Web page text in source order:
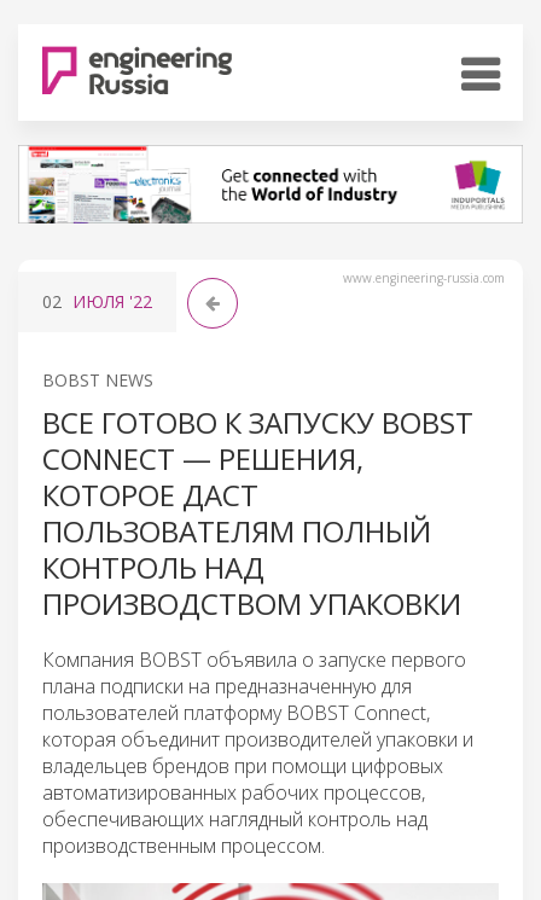
www.engineering-russia.com
02 ИЮЛЯ '22
BOBST NEWS
ВСЕ ГОТОВО К ЗАПУСКУ BOBST
CONNECT — РЕШЕНИЯ,
КОТОРОЕ ДАСТ
ПОЛЬЗОВАТЕЛЯМ ПОЛНЫЙ
КОНТРОЛЬ НАД
ПРОИЗВОДСТВОМ УПАКОВКИ
Компания BOBST объявила о запуске первого
плана подписки на предназначенную для
пользователей платформу BOBST Connect,
которая объединит производителей упаковки и
владельцев брендов при помощи цифровых
автоматизированных рабочих процессов,
обеспечивающих наглядный контроль над
производственным процессом.